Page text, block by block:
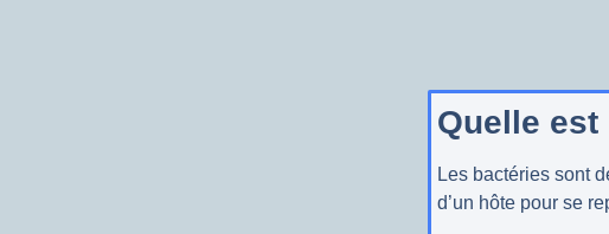
Quelle
Les bactéries sont
d’un hôte pour se